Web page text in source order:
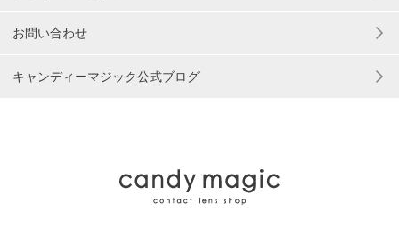
お問い合わせ
キャンディーマジック公式ブログ